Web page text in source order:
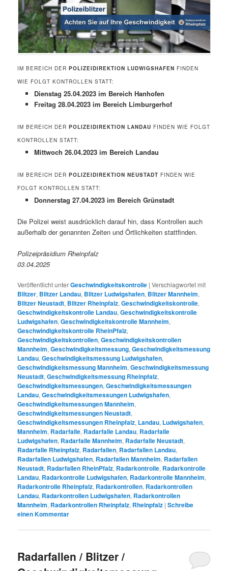
IM BEREICH DERPOLIZEIDIREKTION LUDWIGSHAFEN FINDEN
WIE FOLGT KONTROLLEN STATT:
Dienstag 25.04.2023 im Bereich Hanhofen
Freitag 28.04.2023 im Bereich Limburgerhof
IM BEREICH DERPOLIZEIDIREKTION LANDAU FINDEN WIE FOLGT
KONTROLLEN STATT:
Mittwoch 26.04.2023 im Bereich Landau
IM BEREICH DERPOLIZEIDIREKTION NEUSTADT FINDEN WIE
FOLGT KONTROLLEN STATT:
Donnerstag 27.04.2023 im Bereich Grünstadt
Die Polizei weist ausdrücklich darauf hin, dass Kontrollen auch
außerhalb der genannten Zeiten und Örtlichkeiten stattfinden.
Polizeipräsidium Rheinpfalz
03.04.2025
Veröffentlicht unterGeschwindigkeitskontrolle |Verschlagwortet mit
Blitzer, Blitzer Landau, Blitzer Ludwigshafen, Blitzer Mannheim,
Blitzer Neustadt, Blitzer Rheinpfalz,Geschwindigkeitskontrolle,
Geschwindigkeitskontrolle Landau,Geschwindigkeitskontrolle
Ludwigshafen,Geschwindigkeitskontrolle Mannheim,
Geschwindigkeitskontrolle RheinPfalz,
Geschwindigkeitskontrollen,Geschwindigkeitskontrollen
Mannheim,Geschwindigkeitsmessung,Geschwindigkeitsmessung
Landau,Geschwindigkeitsmessung Ludwigshafen,
Geschwindigkeitsmessung Mannheim,Geschwindigkeitsmessung
Neustadt,Geschwindigkeitsmessung Rheinpfalz,
Geschwindigkeitsmessungen,Geschwindigkeitsmessungen
Landau,Geschwindigkeitsmessungen Ludwigshafen,
Geschwindigkeitsmessungen Mannheim,
Geschwindigkeitsmessungen Neustadt,
Geschwindigkeitsmessungen Rheinpfalz, Landau, Ludwigshafen,
Mannheim, Radarfalle, Radarfalle Landau, Radarfalle
Ludwigshafen, Radarfalle Mannheim, Radarfalle Neustadt,
Radarfalle Rheinpfalz, Radarfallen, Radarfallen Landau,
Radarfallen Ludwigshafen, Radarfallen Mannheim, Radarfallen
Neustadt, Radarfallen RheinPfalz, Radarkontrolle, Radarkontrolle
Landau, Radarkontrolle Ludwigshafen, Radarkontrolle Mannheim,
Radarkontrolle Rheinpfalz, Radarkontrollen, Radarkontrollen
Landau, Radarkontrollen Ludwigshafen, Radarkontrollen
Mannheim, Radarkontrollen Rheinpfalz, Rheinpfalz |Schreibe
einen Kommentar
Radarfallen / Blitzer /